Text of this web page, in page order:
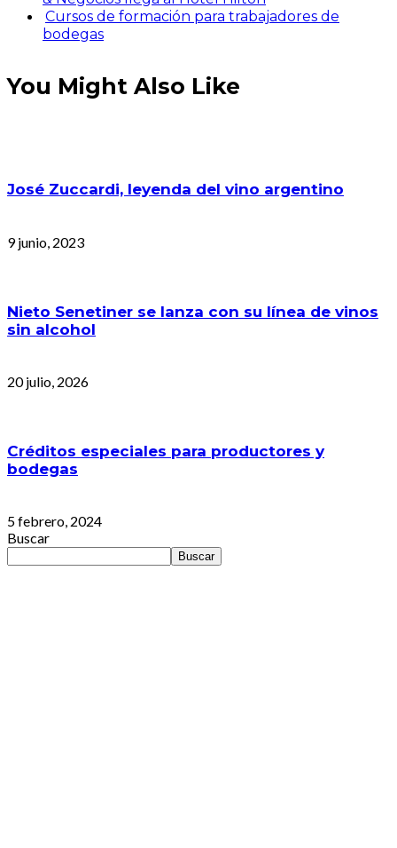
Cursos de formación para trabajadores de
bodegas
You Might Also Like
José Zuccardi, leyenda del vino argentino
9 junio, 2023
Nieto Senetiner se lanza con su línea de vinos
sin alcohol
20 julio, 2026
Créditos especiales para productores y
bodegas
5 febrero, 2024
Buscar
Buscar